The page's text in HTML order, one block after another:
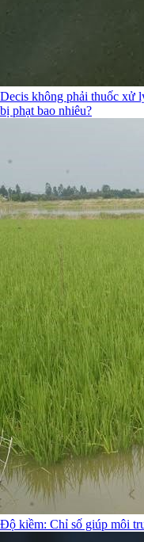
Decis không phải thuốc xử
bị phạt bao nhiêu?
Độ kiềm: Chỉ số giúp môi